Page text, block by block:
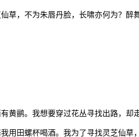
草，不为朱唇丹脸，长啸亦何为？醉
黄鹂。我想要穿过花丛寻找出路，却
用田螺杯喝酒。我为了寻找灵芝仙